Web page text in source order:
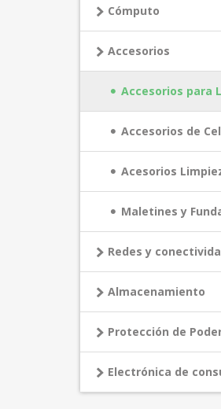
Cómputo
Accesorios
Accesorios para
Accesorios de
Acesorios
Maletines y
Redes y
Almacenamiento
Protección de
Electrónica de